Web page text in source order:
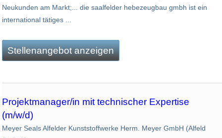
Neukunden am Markt;... die saal­felder hebe­zeug­bau gmbh ist ein
inter­natio­nal täti­ges ...
Stellenangebot anzeigen
Projektmanager/in mit technischer Expertise
(m/w/d)
Meyer Seals Alfelder Kunststoffwerke Herm. Meyer GmbH (Alfeld